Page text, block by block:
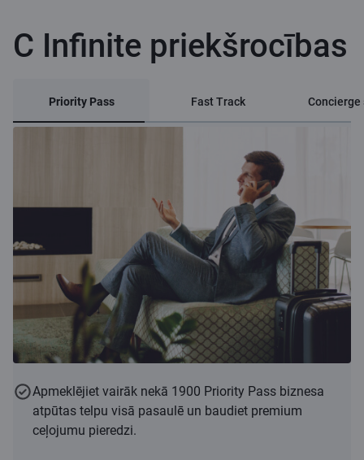
C Infinite priekšrocības
Priority Pass Fast Track Concierge
Apmeklējiet vairāk nekā 1900 Priority Pass biznesa
atpūtas telpu visā pasaulē un baudiet premium
ceļojumu pieredzi.